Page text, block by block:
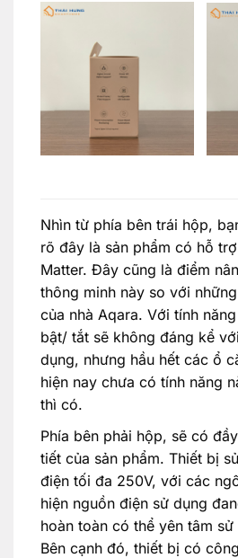
Nhìn từ phía bên trái hộp,
rõ đây là sản phẩm có hỗ
Matter. Đây cũng là điểm
thông minh này so với
của nhà Aqara. Với tính
bật/ tắt sẽ không đáng kể
dụng, nhưng hầu hết các ổ
hiện nay chưa có tính năng
thì có.
Phía bên phải hộp, sẽ có
tiết của sản phẩm. Thiết bị
điện tối đa 250V, với các
hiện nguồn điện sử dụng
hoàn toàn có thể yên tâm
Bên cạnh đó, thiết bị có